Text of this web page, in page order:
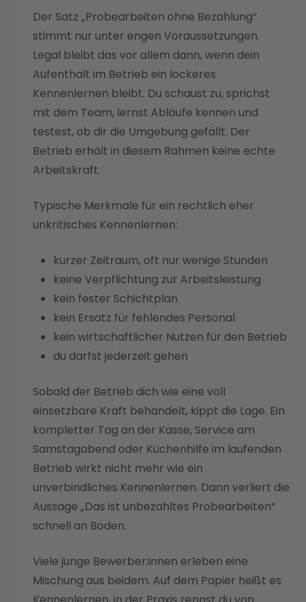
Der Satz „Probearbeiten ohne Bezahlung“
stimmt nur unter engen Voraussetzungen.
Legal bleibt das vor allem dann, wenn dein
Aufenthalt im Betrieb ein lockeres
Kennenlernen bleibt. Du schaust zu, sprichst
mit dem Team, lernst Abläufe kennen und
testest, ob dir die Umgebung gefällt. Der
Betrieb erhält in diesem Rahmen keine echte
Arbeitskraft.
Typische Merkmale für ein rechtlich eher
unkritisches Kennenlernen:
kurzer Zeitraum, oft nur wenige Stunden
keine Verpflichtung zur Arbeitsleistung
kein fester Schichtplan
kein Ersatz für fehlendes Personal
kein wirtschaftlicher Nutzen für den Betrieb
du darfst jederzeit gehen
Sobald der Betrieb dich wie eine voll
einsetzbare Kraft behandelt, kippt die Lage. Ein
kompletter Tag an der Kasse, Service am
Samstagabend oder Küchenhilfe im laufenden
Betrieb wirkt nicht mehr wie ein
unverbindliches Kennenlernen. Dann verliert die
Aussage „Das ist unbezahltes Probearbeiten“
schnell an Boden.
Viele junge Bewerber:innen erleben eine
Mischung aus beidem. Auf dem Papier heißt es